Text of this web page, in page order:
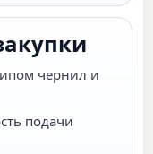
чернил и
подачи